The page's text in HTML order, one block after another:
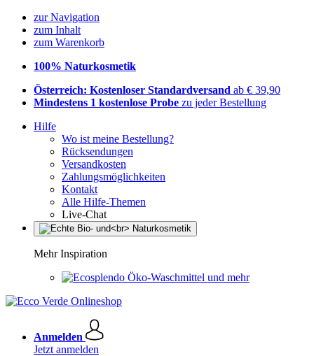
zur Navigation
zum Inhalt
zum Warenkorb
100% Naturkosmetik
Österreich: Kostenloser Standardversand ab € 39,90
Mindestens 1 kostenlose Probe zu jeder Bestellung
Hilfe
Wo ist meine Bestellung?
Rücksendungen
Versandkosten
Zahlungsmöglichkeiten
Kontakt
Alle Hilfe-Themen
Live-Chat
Mehr Inspiration
Öko-Waschmittel und mehr
Anmelden
Jetzt anmelden